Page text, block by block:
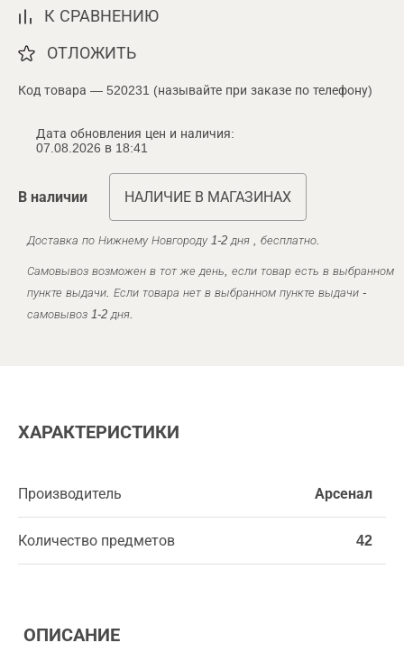
К СРАВНЕНИЮ
ОТЛОЖИТЬ
Код товара — 520231 (называйте при заказе по телефону)
Дата обновления цен и наличия:
07.08.2026 в 18:41
В наличии НАЛИЧИЕ В МАГАЗИНАХ
Доставка по Нижнему Новгороду 1-2 дня , бесплатно.
Самовывоз возможен в тот же день, если товар есть в выбранном
пункте выдачи. Если товара нет в выбранном пункте выдачи -
самовывоз 1-2 дня.
ХАРАКТЕРИСТИКИ
Производитель Арсенал
Количество предметов 42
ОПИСАНИЕ